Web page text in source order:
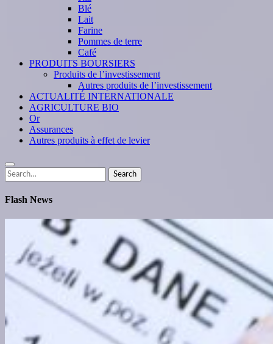
Blé
Lait
Farine
Pommes de terre
Café
PRODUITS BOURSIERS
Produits de l’investissement
Autres produits de l’investissement
ACTUALITÉ INTERNATIONALE
AGRICULTURE BIO
Or
Assurances
Autres produits à effet de levier
Search
for:
Search
Flash News